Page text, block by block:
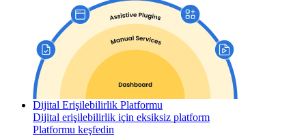
Dijital Erişilebilirlik Platformu
Dijital erişilebilirlik için eksiksiz platform
Platformu keşfedin